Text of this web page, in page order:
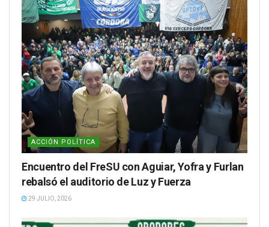
ACCIÓN POLÍTICA
Encuentro del FreSU con Aguiar, Yofra y Furlan
rebalsó el auditorio de Luz y Fuerza
29 JULIO, 2026